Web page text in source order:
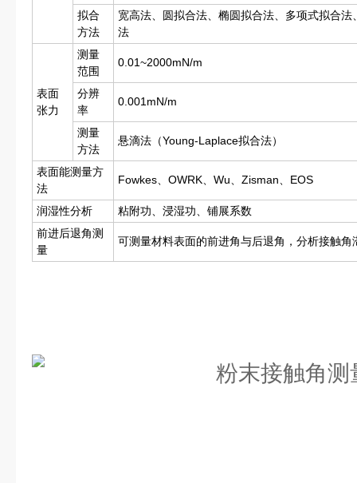
拟合
方法
宽高法、圆拟合法、椭圆拟合法、多项式拟合
法
表面
张力
测量
范围
0.01~2000mN/m
分辨
率
0.001mN/m
测量
方法
悬滴法（Young-Laplace拟合法）
表面能测量方
法
Fowkes、OWRK、Wu、Zisman、EOS
润湿性分析
粘附功、浸湿功、铺展系数
前进后退角测
量
可测量材料表面的前进角与后退角，分析接触角